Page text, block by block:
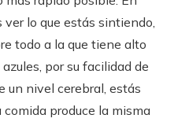
ver lo que estás sintiendo,
todo a la que tiene alto
por su facilidad de
un nivel cerebral, estás
comida produce la misma